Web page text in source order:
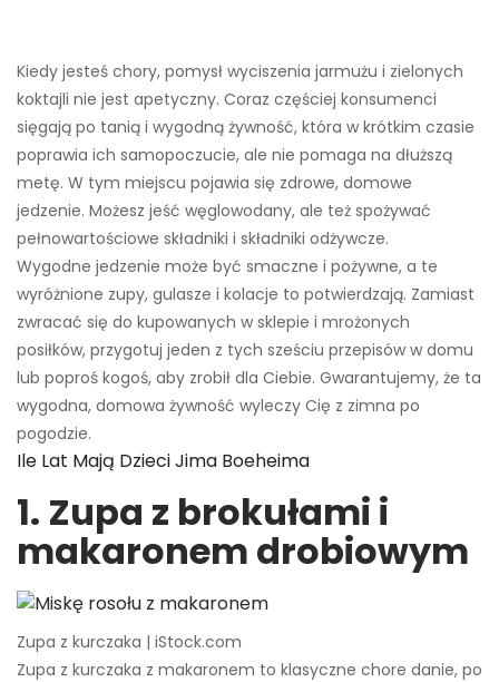
Kiedy jesteś chory, pomysł wyciszenia jarmużu i zielonych
koktajli nie jest apetyczny. Coraz częściej konsumenci
sięgają po tanią i wygodną żywność, która w krótkim czasie
poprawia ich samopoczucie, ale nie pomaga na dłuższą
metę. W tym miejscu pojawia się zdrowe, domowe
jedzenie. Możesz jeść węglowodany, ale też spożywać
pełnowartościowe składniki i składniki odżywcze.
Wygodne jedzenie może być smaczne i pożywne, a te
wyróżnione zupy, gulasze i kolacje to potwierdzają. Zamiast
zwracać się do kupowanych w sklepie i mrożonych
posiłków, przygotuj jeden z tych sześciu przepisów w domu
lub poproś kogoś, aby zrobił dla Ciebie. Gwarantujemy, że ta
wygodna, domowa żywność wyleczy Cię z zimna po
pogodzie.
Ile Lat Mają Dzieci Jima Boeheima
1. Zupa z brokułami i
makaronem drobiowym
Zupa z kurczaka | iStock.com
Zupa z kurczaka z makaronem to klasyczne chore danie, po